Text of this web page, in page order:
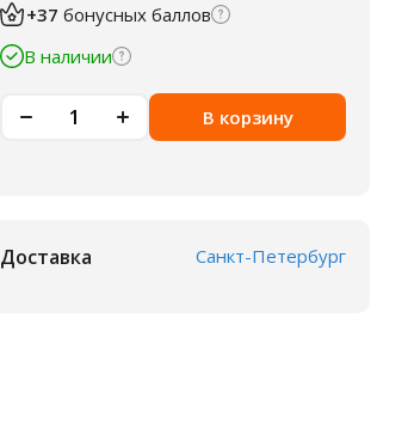
+37 бонусных баллов
В наличии
В корзину
Доставка Санкт-Петербург